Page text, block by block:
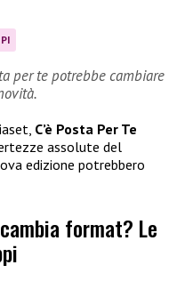
per te potrebbe cambiare
C’è Posta Per Te
assolute del
edizione potrebbero
format? Le